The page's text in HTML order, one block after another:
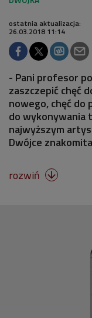
ostatnia aktualizacja:
26.03.2018 11:14
- Pani profesor
zaszczepić chęć
nowego, chęć do
do wykonywania
najwyższym
Dwójce
rozwiń 